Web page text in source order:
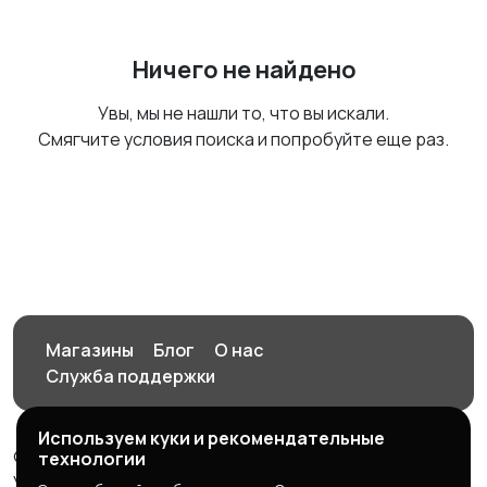
Ничего не найдено
Увы, мы не нашли то, что вы искали.
Смягчите условия поиска и попробуйте еще раз.
Магазины Блог
О нас
Служба поддержки
© 2026 Орен-АЙ - Авто | Недвижимость | Работа |
Используем куки и рекомендательные
технологии